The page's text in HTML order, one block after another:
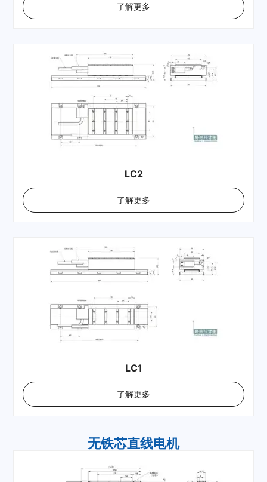
了解更多
LC2
了解更多
LC1
了解更多
无铁芯直线电机